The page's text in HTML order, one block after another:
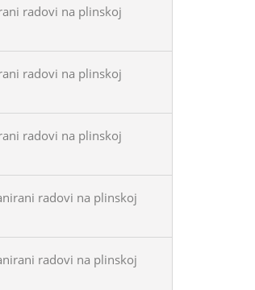
radovi na plinskoj
radovi na plinskoj
radovi na plinskoj
radovi na plinskoj
radovi na plinskoj